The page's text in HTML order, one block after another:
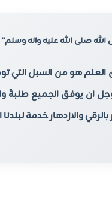
صلى الله عليه واله
العلم هو من السبل التي
وجل ان يوفق الجميع
والازدهار خدمة